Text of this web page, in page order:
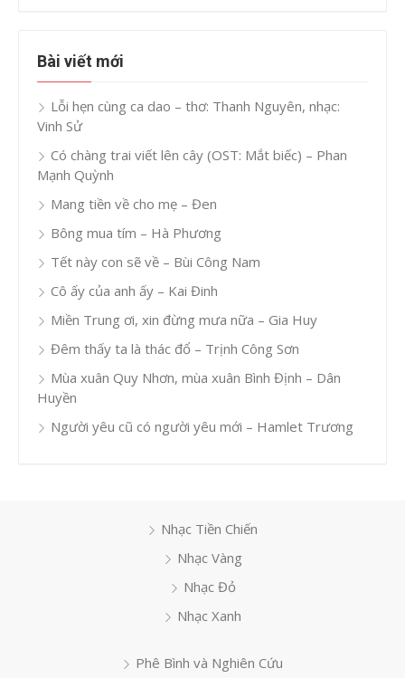
Bài viết mới
Lỗi hẹn cùng ca dao – thơ: Thanh Nguyên, nhạc:
Vinh Sử
Có chàng trai viết lên cây (OST: Mắt biếc) – Phan
Mạnh Quỳnh
Mang tiền về cho mẹ – Đen
Bông mua tím – Hà Phương
Tết này con sẽ về – Bùi Công Nam
Cô ấy của anh ấy – Kai Đinh
Miền Trung ơi, xin đừng mưa nữa – Gia Huy
Đêm thấy ta là thác đổ – Trịnh Công Sơn
Mùa xuân Quy Nhơn, mùa xuân Bình Định – Dân
Huyền
Người yêu cũ có người yêu mới – Hamlet Trương
Nhạc Tiền Chiến
Nhạc Vàng
Nhạc Đỏ
Nhạc Xanh
Phê Bình và Nghiên Cứu